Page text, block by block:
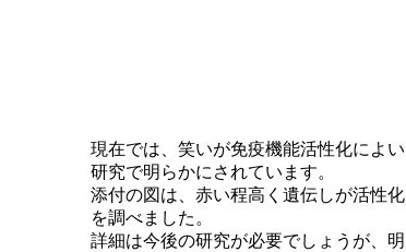
現在では、笑いが免疫機能活性化によ
研究で明らかにされています。
添付の図は、赤い程高く遺伝しが活性
を調べました。
詳細は今後の研究が必要でしょうが、